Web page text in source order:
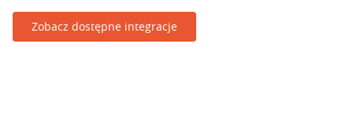
Zobacz dostępne integracje